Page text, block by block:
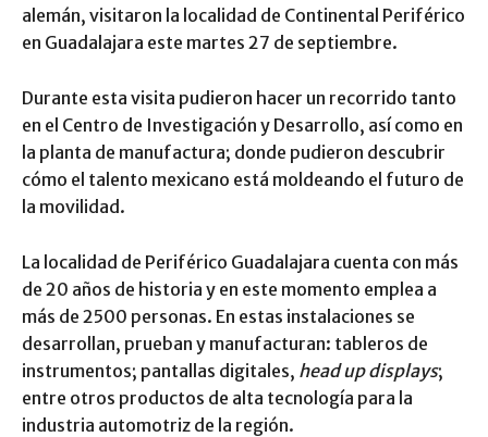
alemán, visitaron la localidad de Continental Periférico
en Guadalajara este martes 27 de septiembre.
Durante esta visita pudieron hacer un recorrido tanto
en el Centro de Investigación y Desarrollo, así como en
la planta de manufactura; donde pudieron descubrir
cómo el talento mexicano está moldeando el futuro de
la movilidad.
La localidad de Periférico Guadalajara cuenta con más
de 20 años de historia y en este momento emplea a
más de 2500 personas. En estas instalaciones se
desarrollan, prueban y manufacturan: tableros de
instrumentos; pantallas digitales, head up displays;
entre otros productos de alta tecnología para la
industria automotriz de la región.